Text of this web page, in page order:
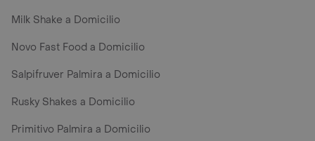
Milk Shake a Domicilio
Novo Fast Food a Domicilio
Salpifruver Palmira a Domicilio
Rusky Shakes a Domicilio
Primitivo Palmira a Domicilio